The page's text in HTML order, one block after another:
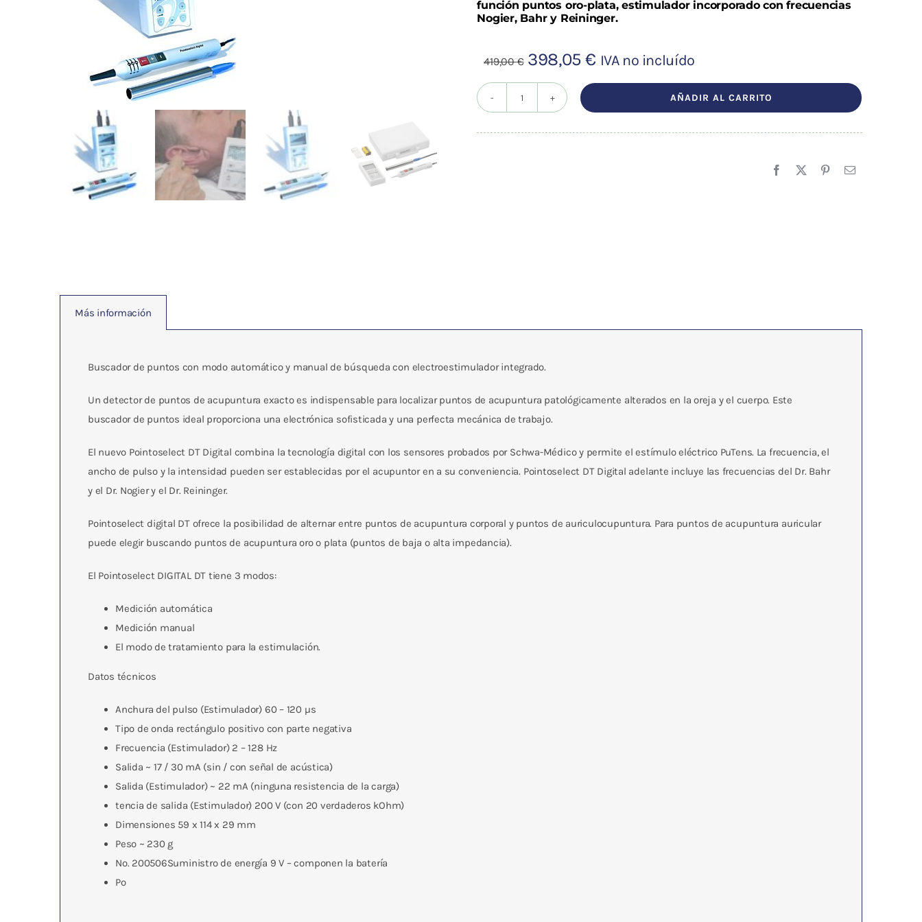
función puntos oro-plata, estimulador incorporado con frecuencias
Nogier, Bahr y Reininger.
419,00€ El
precio
original
398,05€El
precio
IVA no incluído
Pointoselect
AÑADIR AL CARRITO
Más información
Buscador de puntos con modo automático y manual de búsqueda con electroestimulador integrado.
Un detector de puntos de acupuntura exacto es indispensable para localizar puntos de acupuntura patológicamente alterados en la oreja y el cuerpo. Este
buscador de puntos ideal proporciona una electrónica sofisticada y una perfecta mecánica de trabajo.
El nuevo Pointoselect DT Digital combina la tecnología digital con los sensores probados por Schwa-Médico y permite el estímulo eléctrico PuTens. La frecuencia, el
ancho de pulso y la intensidad pueden ser establecidas por el acupuntor en a su conveniencia. Pointoselect DT Digital adelante incluye las frecuencias del Dr. Bahr
y el Dr. Nogier y el Dr. Reininger.
Pointoselect digital DT ofrece la posibilidad de alternar entre puntos de acupuntura corporal y puntos de auriculocupuntura. Para puntos de acupuntura auricular
puede elegir buscando puntos de acupuntura oro o plata (puntos de baja o alta impedancia).
El Pointoselect DIGITAL DT tiene 3 modos:
Medición automática
Medición manual
El modo de tratamiento para la estimulación.
Datos técnicos
Anchura del pulso (Estimulador) 60 – 120 µs
Tipo de onda rectángulo positivo con parte negativa
Frecuencia (Estimulador) 2 – 128 Hz
Salida ~ 17 / 30 mA (sin / con señal de acústica)
Salida (Estimulador) ~ 22 mA (ninguna resistencia de la carga)
tencia de salida (Estimulador) 200 V (con 20 verdaderos kOhm)
Dimensiones 59 x 114 x 29 mm
Peso ~ 230 g
No. 200506Suministro de energía 9 V – componen la batería
Po